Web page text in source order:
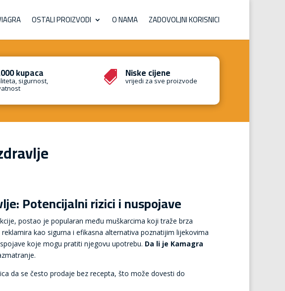
OSTALI PROIZVODI O NAMA ZADOVOLJNI KORISNICI
kupaca
sigurnost,
 Niske cijene
vrijedi za sve proizvode
Potencijalni rizici i nuspojave
postao je popularan među muškarcima koji traže brza
kao sigurna i efikasna alternativa poznatijim lijekovima
koje mogu pratiti njegovu upotrebu. Da li je Kamagra
da se često prodaje bez recepta, što može dovesti do